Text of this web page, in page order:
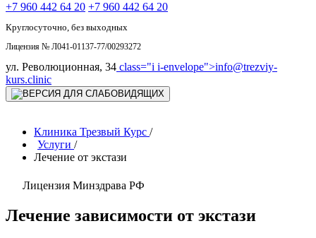
+7 960 442 64 20 +7 960 442 64 20
Круглосуточно, без выходных
Лицензия № Л041-01137-77/00293272
ул. Революционная, 34 class="i i-envelope">info@trezviy-
kurs.clinic
Клиника Трезвый Курс /
Услуги /
Лечение от экстази
Лицензия Минздрава РФ
Лечение зависимости от экстази